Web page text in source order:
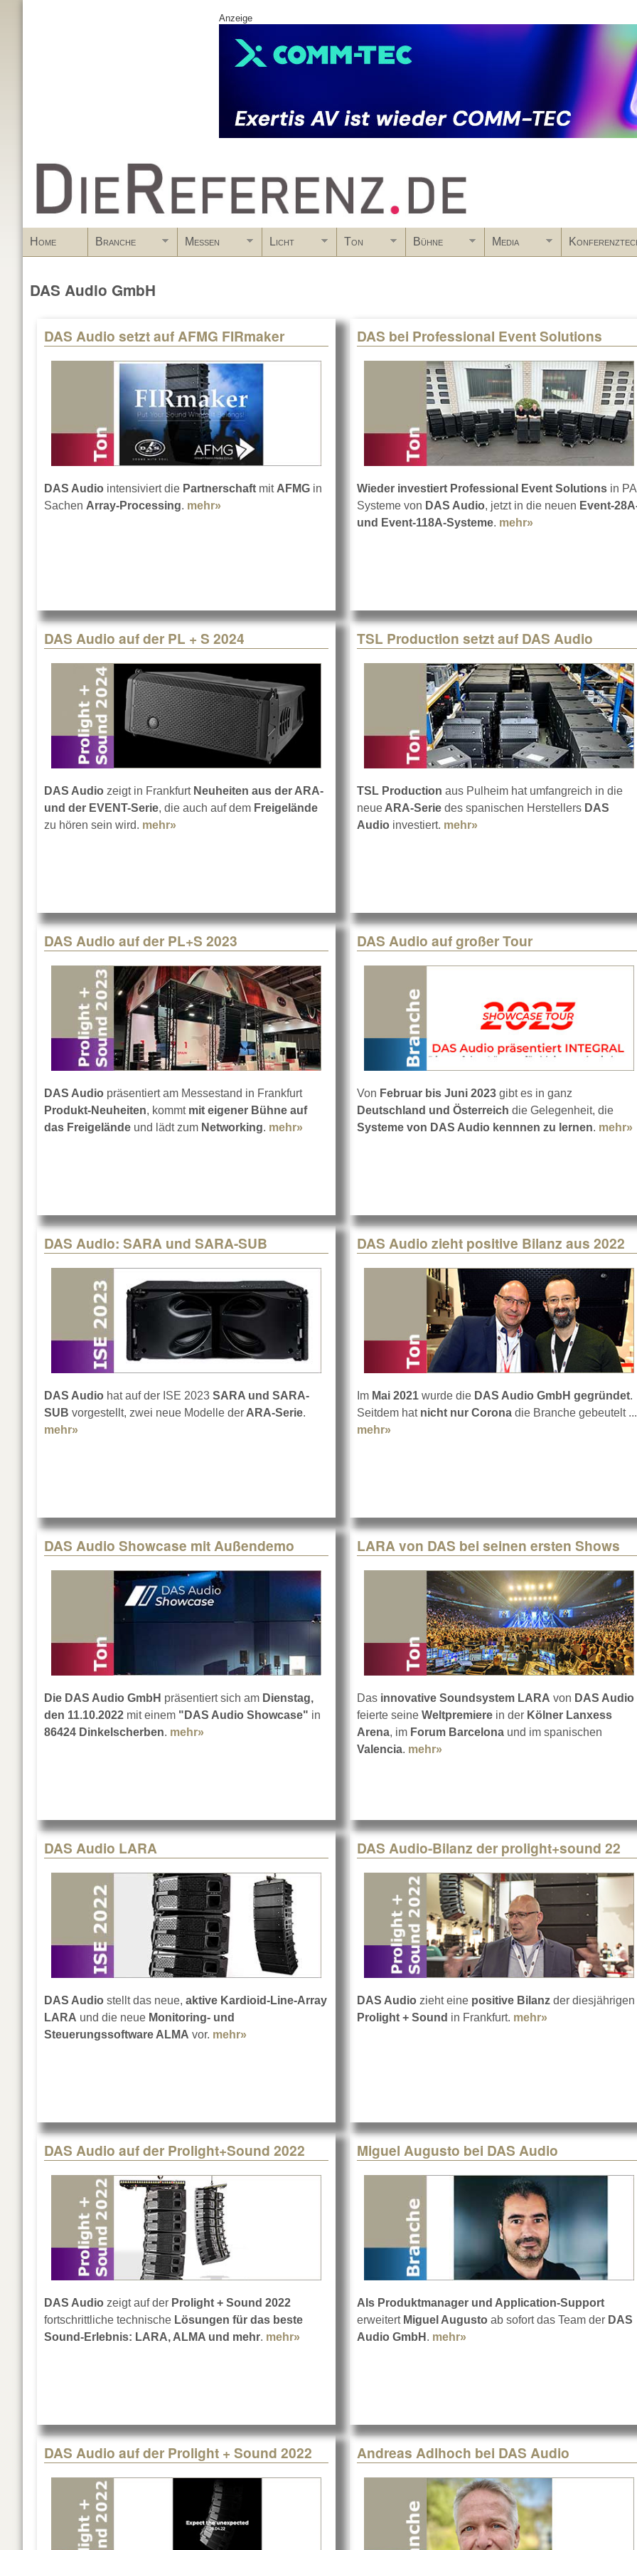
Anzeige
www.DieReferenz.de
Home Branche Messen Licht Ton Bühne Media
DAS Audio GmbH
DAS Audio setzt auf AFMG FIRmaker
DAS Audio intensiviert die Partnerschaft mit AFMG in
Sachen Array-Processing. mehr» about DAS Audio setzt auf AFMG FIRmaker
DAS bei Professional Event Solutions
Wieder investiert Professional Event Solutions in
Systeme von DAS Audio, jetzt in die neuen Event-
und Event-118A-Systeme. mehr» about DAS bei
DAS Audio auf der PL + S 2024
DAS Audio zeigt in Frankfurt Neuheiten aus der ARA-
und der EVENT-Serie, die auch auf dem Freigelände
zu hören sein wird. mehr» about DAS Audio auf der PL + S 2024
TSL Production setzt auf DAS Audio
TSL Production aus Pulheim hat umfangreich in die
neue ARA-Serie des spanischen Herstellers DAS
Audio investiert. mehr»
DAS Audio auf der PL+S 2023
DAS Audio präsentiert am Messestand in Frankfurt
Produkt-Neuheiten, kommt mit eigener Bühne auf
das Freigelände und lädt zum Networking. mehr» about DAS Audio auf der PL+S 2023
DAS Audio auf großer Tour
Von Februar bis Juni 2023 gibt es in ganz
Deutschland und Österreich die Gelegenheit, die
Systeme von DAS Audio kennnen zu lernen. mehr»
DAS Audio: SARA und SARA-SUB
DAS Audio hat auf der ISE 2023 SARA und SARA-
SUB vorgestellt, zwei neue Modelle der ARA-Serie.
mehr»
DAS Audio zieht positive Bilanz aus 2022
Im Mai 2021 wurde die DAS Audio GmbH gegründet.
Seitdem hat nicht nur Corona die Branche gebeutelt ...
mehr»
DAS Audio Showcase mit Außendemo
Die DAS Audio GmbH präsentiert sich am Dienstag,
den 11.10.2022 mit einem "DAS Audio Showcase" in
86424 Dinkelscherben. mehr» about DAS Audio Showcase mit Außendemo
LARA von DAS bei seinen ersten Shows
Das innovative Soundsystem LARA von DAS Audio
feierte seine Weltpremiere in der Kölner Lanxess
Arena, im Forum Barcelona und im spanischen
Valencia. mehr»
DAS Audio LARA
DAS Audio stellt das neue, aktive Kardioid-Line-Array
LARA und die neue Monitoring- und
Steuerungssoftware ALMA vor. mehr»
DAS Audio-Bilanz der prolight+sound 22
DAS Audio zieht eine positive Bilanz der diesjährigen
Prolight + Sound in Frankfurt. mehr»
DAS Audio auf der Prolight+Sound 2022
DAS Audio zeigt auf der Prolight + Sound 2022
fortschrittliche technische Lösungen für das beste
Sound-Erlebnis: LARA, ALMA und mehr. mehr» about DAS Audio auf der Prolight+Sound 2022
Miguel Augusto bei DAS Audio
Als Produktmanager und Application-Support
erweitert Miguel Augusto ab sofort das Team der DAS
Audio GmbH . mehr»
DAS Audio auf der Prolight + Sound 2022 Andreas Adlhoch bei DAS Audio